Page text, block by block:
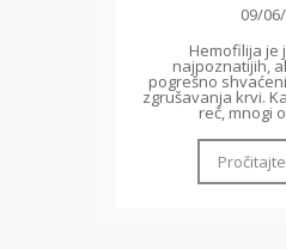
09/
Hemofilija je
najpoznatijih,
pogrešno
zgrušavanja krvi.
reč, mnogi